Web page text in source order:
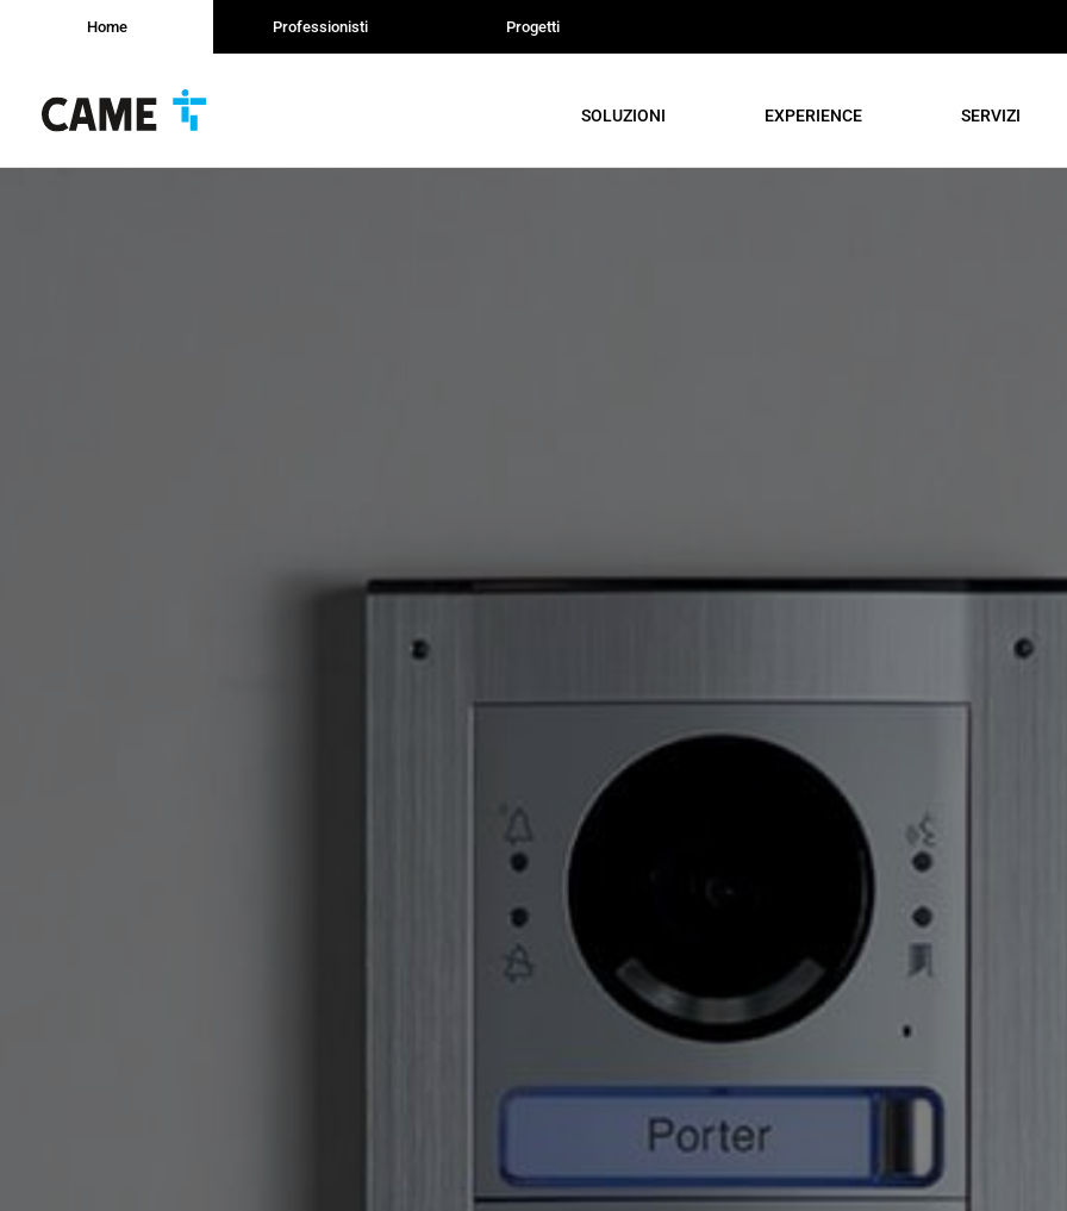
Home Professionisti Progetti
SOLUZIONI EXPERIENCE SERVIZI